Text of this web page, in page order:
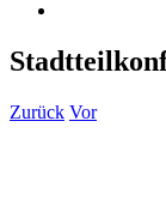
Zurück Vor